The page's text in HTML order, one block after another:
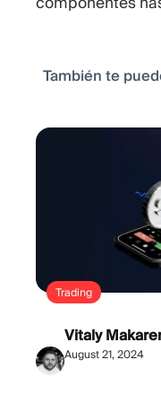
También te
Trading
Vitaly
August 21, 2024